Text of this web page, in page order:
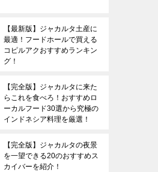
【最新版】ジャカルタ土産に
最適！フードホールで買える
コピルアクおすすめランキン
グ！
【完全版】ジャカルタに来た
らこれを食べろ！おすすめロ
ーカルフード30選から究極の
インドネシア料理を厳選！
【完全版】ジャカルタの夜景
を一望できる20のおすすめス
カイバーを紹介！